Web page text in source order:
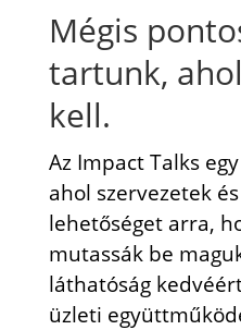
Mégis
tartunk,
kell.
Az Impact Talks
ahol szervezetek
lehetőséget arra,
mutassák be
láthatóság
üzleti